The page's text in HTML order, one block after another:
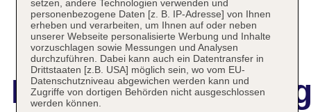
setzen, andere Technologien verwenden und
personenbezogene Daten [z. B. IP-Adresse] von Ihnen
erheben und verarbeiten, um Ihnen auf oder neben
unserer Webseite personalisierte Werbung und Inhalte
vorzuschlagen sowie Messungen und Analysen
durchzuführen. Dabei kann auch ein Datentransfer in
Drittstaaten [z.B. USA] möglich sein, wo vom EU-
Datenschutzniveau abgewichen werden kann und
Zugriffe von dortigen Behörden nicht ausgeschlossen
werden können.